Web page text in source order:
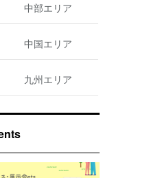
中部エリア
中国エリア
九州エリア